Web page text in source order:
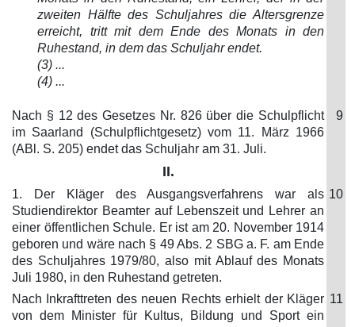
zweiten Hälfte des Schuljahres die Altersgrenze
erreicht, tritt mit dem Ende des Monats in den
Ruhestand, in dem das Schuljahr endet.
(3) ...
(4) ...
Nach § 12 des Gesetzes Nr. 826 über die Schulpflicht
im Saarland (Schulpflichtgesetz) vom 11. März 1966
(ABl. S. 205) endet das Schuljahr am 31. Juli.
9
II.
1. Der Kläger des Ausgangsverfahrens war als
Studiendirektor Beamter auf Lebenszeit und Lehrer an
einer öffentlichen Schule. Er ist am 20. November 1914
geboren und wäre nach § 49 Abs. 2 SBG a. F. am Ende
des Schuljahres 1979/80, also mit Ablauf des Monats
Juli 1980, in den Ruhestand getreten.
10
Nach Inkrafttreten des neuen Rechts erhielt der Kläger
von dem Minister für Kultus, Bildung und Sport ein
11